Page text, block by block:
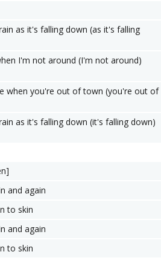
as it's falling down (as it's falling
I'm not around (I'm not around)
when you're out of town (you're out of
as it's falling down (it's falling down)
and again
to skin
and again
to skin